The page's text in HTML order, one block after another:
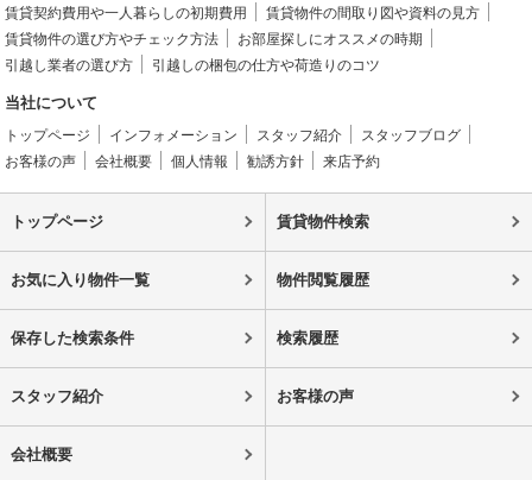
賃貸契約費用や一人暮らしの初期費用
賃貸物件の間取り図や資料の見方
賃貸物件の選び方やチェック方法
お部屋探しにオススメの時期
引越し業者の選び方
引越しの梱包の仕方や荷造りのコツ
当社について
トップページ インフォメーション スタッフ紹介
スタッフブログ
お客様の声
会社概要 個人情報 勧誘方針 来店予約
トップページ 賃貸物件検索
お気に入り物件一覧 物件閲覧履歴
保存した検索条件 検索履歴
スタッフ紹介 お客様の声
会社概要